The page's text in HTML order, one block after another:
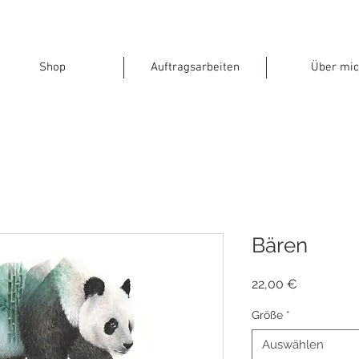
Shop Auftragsarbeiten Über
Bären
22,00 €
Größe *
Auswählen